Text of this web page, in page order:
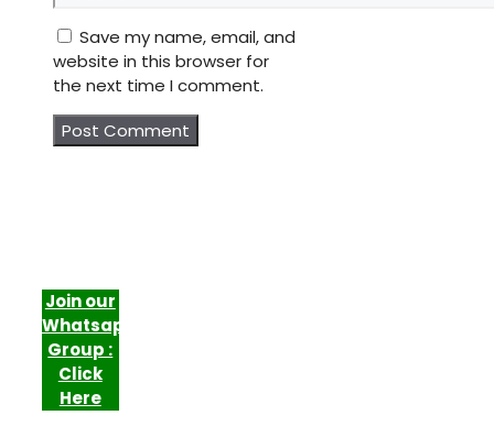
Save my name, email, and
website in this browser for
the next time I comment.
Join our
Whatsapp
Group :
Click
Here